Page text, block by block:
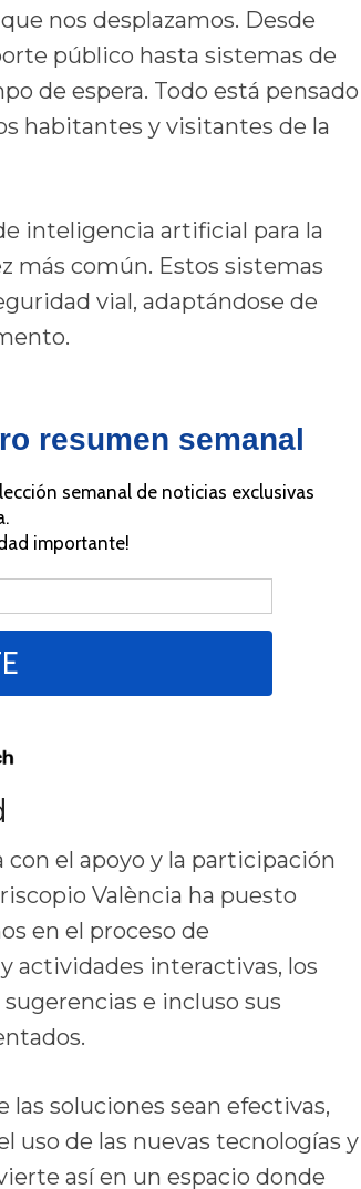
nos desplazamos. Desde
público hasta sistemas de
de espera. Todo está pensado
habitantes y visitantes de la
inteligencia artificial para la
más común. Estos sistemas
vial, adaptándose de
con el apoyo y la participación
València ha puesto
en el proceso de
actividades interactivas, los
e incluso sus
las soluciones sean efectivas,
uso de las nuevas tecnologías y
así en un espacio donde